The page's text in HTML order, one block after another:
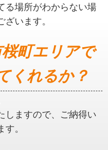
る場所がわからない場
います。
町エリアで
くれるか？
しますので、ご納得い
。